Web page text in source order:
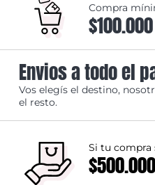
Compra
$100.000
Envios a todo el
Vos elegís el destino,
el resto.
Si tu compra
$500.000